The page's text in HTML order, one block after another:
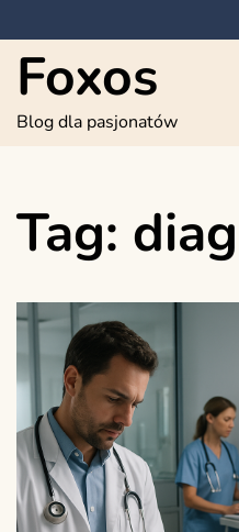
to
content
Foxos
Blog dla pasjonatów
Tag: